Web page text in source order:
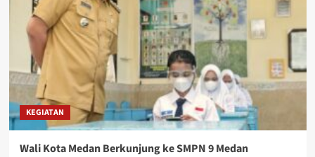
Ketua
OSIS
UPT
SMP
Negeri
Medan
KEGIATAN
Wali Kota Medan Berkunjung ke SMPN 9 Medan